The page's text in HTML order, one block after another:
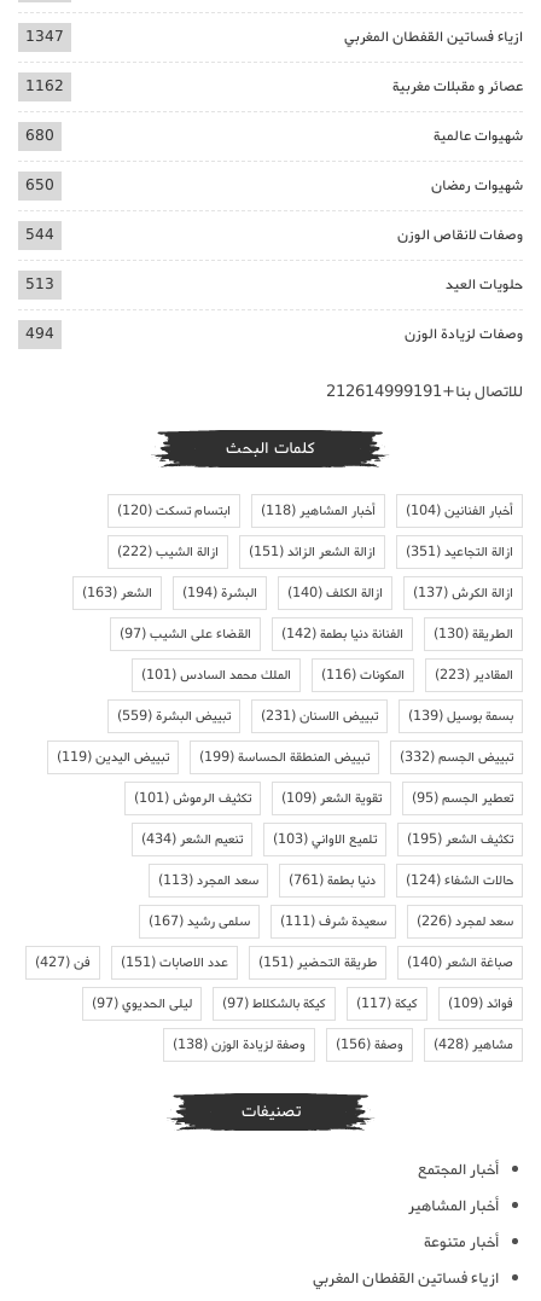
ازياء فساتين القفطان المغربي 1347
عصائر و مقبلات مغربية 1162
شهيوات عالمية 680
شهيوات رمضان 650
وصفات لانقاص الوزن 544
حلويات العيد 513
وصفات لزيادة الوزن 494
للاتصال بنا+212614999191
كلمات البحث
أخبار الفنانين(104) أخبار المشاهير(118) ابتسام تسكت(120)
ازالة التجاعيد(351) ازالة الشعر الزائد(151) ازالة الشيب(222)
ازالة الكرش(137) ازالة الكلف(140) البشرة(194) الشعر(163)
الطريقة(130) الفنانة دنيا بطمة(142) القضاء على الشيب(97)
المقادير(223) المكونات(116) الملك محمد السادس(101)
بسمة بوسيل(139) تبييض الاسنان(231) تبييض البشرة(559)
تبييض الجسم(332) تبييض المنطقة الحساسة(199) تبييض اليدين(119)
تعطير الجسم(95) تقوية الشعر(109) تكثيف الرموش(101)
تكثيف الشعر(195) تلميع الاواني(103) تنعيم الشعر(434)
حالات الشفاء(124) دنيا بطمة(761) سعد المجرد(113)
سعد لمجرد(226) سعيدة شرف(111) سلمى رشيد(167)
صباغة الشعر(140) طريقة التحضير(151) عدد الاصابات(151) فن(427)
فوائد(109) كيكة(117) كيكة بالشكلاط(97) ليلى الحديوي(97)
مشاهير(428) وصفة(156) وصفة لزيادة الوزن(138)
تصنيفات
أخبار المجتمع
أخبار المشاهير
أخبار متنوعة
ازياء فساتين القفطان المغربي